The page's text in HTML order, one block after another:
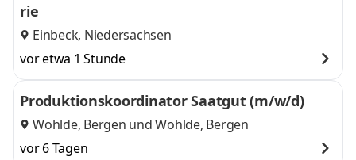
rie
Einbeck, Niedersachsen
vor etwa 1 Stunde
Produktionskoordinator Saatgut (m/w/d)
Wohlde, Bergen undWohlde, Bergen
vor 6 Tagen